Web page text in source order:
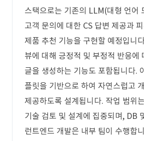
스택으로는 기존의 LLM(대형 언어
고객 문의에 대한 CS 답변 제공과
제품 추천 기능을 구현할 예정입니
뷰에 대해 긍정적 및 부정적 반응에
글을 생성하는 기능도 포함됩니다.
플릿을 기반으로 하여 자연스럽고
제공하도록 설계됩니다. 작업 범위
기술 검토 및 설계에 집중되며, DB
런트엔드 개발은 내부 팀이 수행합